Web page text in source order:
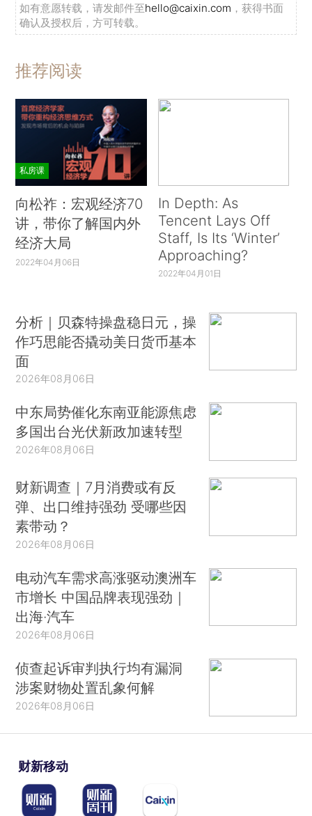
如有意愿转载，请发邮件至hello@caixin.com ，获得书面
确认及授权后，方可转载。
推荐阅读
私房课
向松祚：宏观经济70
讲，带你了解国内外
经济大局
2022年04月06日
In Depth: As
Tencent Lays Off
Staff, Is Its ‘Winter’
Approaching?
2022年04月01日
分析｜贝森特操盘稳日元，操
作巧思能否撬动美日货币基本
面
2026年08月06日
中东局势催化东南亚能源焦虑
多国出台光伏新政加速转型
2026年08月06日
财新调查｜7月消费或有反
弹、出口维持强劲 受哪些因
素带动？
2026年08月06日
电动汽车需求高涨驱动澳洲车
市增长 中国品牌表现强劲｜
出海·汽车
2026年08月06日
侦查起诉审判执行均有漏洞
涉案财物处置乱象何解
2026年08月06日
财新移动